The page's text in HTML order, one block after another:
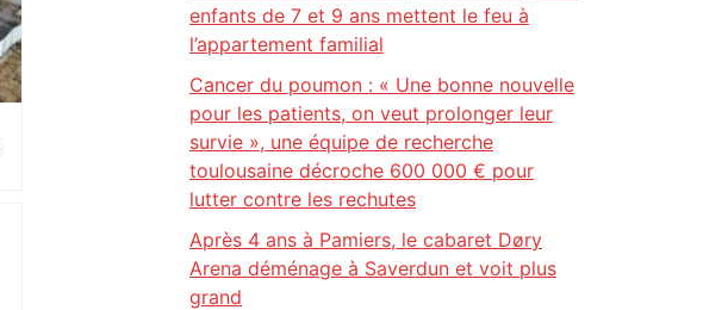
enfants de 7 et 9 ans mettent le feu à
l’appartement familial
Cancer du poumon : « Une bonne nouvelle
pour les patients, on veut prolonger leur
survie », une équipe de recherche
toulousaine décroche 600 000 € pour
lutter contre les rechutes
Après 4 ans à Pamiers, le cabaret Døry
Arena déménage à Saverdun et voit plus
grand